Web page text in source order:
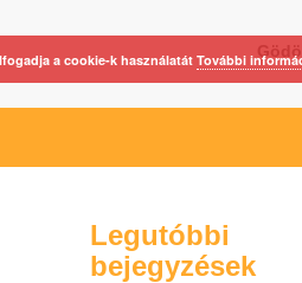
Legutóbbi
bejegyzések
a cookie-k használatát További